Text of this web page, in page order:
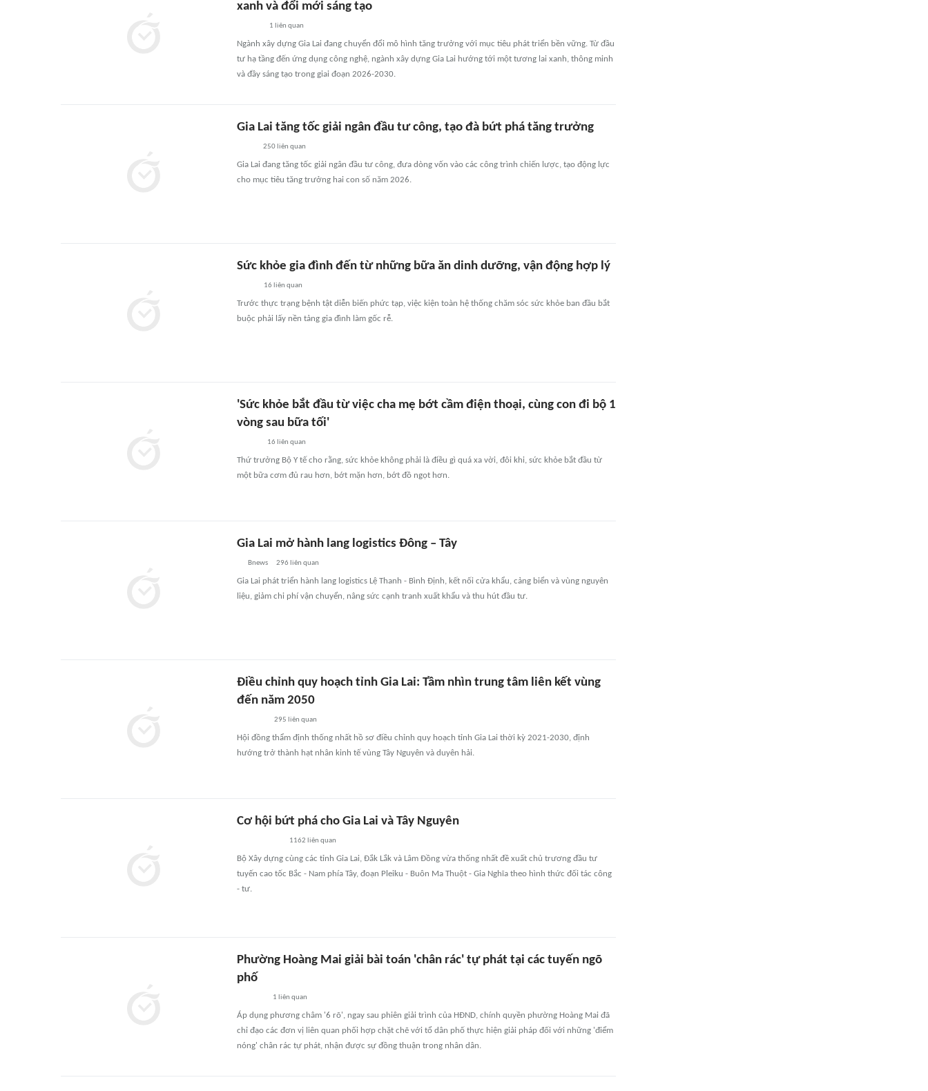
xanh và đổi mới sáng tạo
1 liên quan
Ngành xây dựng Gia Lai đang chuyển đổi mô hình tăng trưởng với mục tiêu phát triển bền vững. Từ đầu
tư hạ tầng đến ứng dụng công nghệ, ngành xây dựng Gia Lai hướng tới một tương lai xanh, thông minh
và đầy sáng tạo trong giai đoạn 2026-2030.
Gia Lai tăng tốc giải ngân đầu tư công, tạo đà bứt phá tăng trưởng
250liên quan
Gia Lai đang tăng tốc giải ngân đầu tư công, đưa dòng vốn vào các công trình chiến lược, tạo động lực
cho mục tiêu tăng trưởng hai con số năm 2026.
Sức khỏe gia đình đến từ những bữa ăn dinh dưỡng, vận động hợp lý
16 liên quan
Trước thực trạng bệnh tật diễn biến phức tạp, việc kiện toàn hệ thống chăm sóc sức khỏe ban đầu bắt
buộc phải lấy nền tảng gia đình làm gốc rễ.
'Sức khỏe bắt đầu từ việc cha mẹ bớt cầm điện thoại, cùng con đi bộ 1
vòng sau bữa tối'
16 liên quan
Thứ trưởng Bộ Y tế cho rằng, sức khỏe không phải là điều gì quá xa vời, đôi khi, sức khỏe bắt đầu từ
một bữa cơm đủ rau hơn, bớt mặn hơn, bớt đồ ngọt hơn.
Gia Lai mở hành lang logistics Đông – Tây
Bnews 296 liên quan
Gia Lai phát triển hành lang logistics Lệ Thanh - Bình Định, kết nối cửa khẩu, cảng biển và vùng nguyên
liệu, giảm chi phí vận chuyển, nâng sức cạnh tranh xuất khẩu và thu hút đầu tư.
Điều chỉnh quy hoạch tỉnh Gia Lai: Tầm nhìn trung tâm liên kết vùng
đến năm 2050
295 liên quan
Hội đồng thẩm định thống nhất hồ sơ điều chỉnh quy hoạch tỉnh Gia Lai thời kỳ 2021-2030, định
hướng trở thành hạt nhân kinh tế vùng Tây Nguyên và duyên hải.
Cơ hội bứt phá cho Gia Lai và Tây Nguyên
1162 liên quan
Bộ Xây dựng cùng các tỉnh Gia Lai, Đắk Lắk và Lâm Đồng vừa thống nhất đề xuất chủ trương đầu tư
tuyến cao tốc Bắc - Nam phía Tây, đoạn Pleiku - Buôn Ma Thuột - Gia Nghĩa theo hình thức đối tác công
- tư.
Phường Hoàng Mai giải bài toán 'chân rác' tự phát tại các tuyến ngõ
phố
1 liên quan
Áp dụng phương châm '6 rõ', ngay sau phiên giải trình của HĐND, chính quyền phường Hoàng Mai đã
chỉ đạo các đơn vị liên quan phối hợp chặt chẽ với tổ dân phố thực hiện giải pháp đối với những 'điểm
nóng' chân rác tự phát, nhận được sự đồng thuận trong nhân dân.